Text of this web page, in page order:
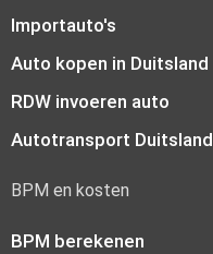
Importauto's
Auto kopen in Duitsland
RDW invoeren auto
Autotransport Duitsland
BPM en kosten
BPM berekenen